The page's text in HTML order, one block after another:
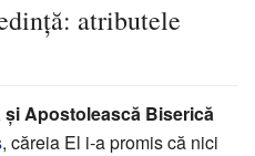
atributele
Apostolească Biserică
, căreia El i-a promis că nici